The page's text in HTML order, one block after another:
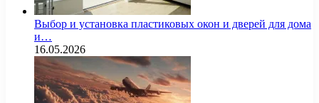
Выбор и установка пластиковых окон и дверей для дома
и…
16.05.2026